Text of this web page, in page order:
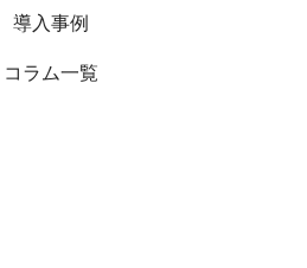
導入事例
コラム一覧